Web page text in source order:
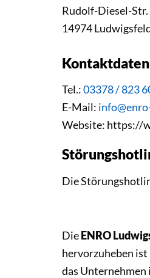
Rudolf-Diesel-Str.
14974
Kontaktdaten
Tel.:03378 / 823
E-Mail:
Website: https://
Die
DieENRO
hervorzuheben
das Unternehmen